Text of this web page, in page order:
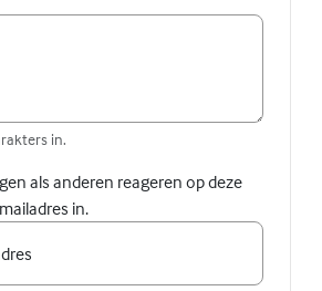
in.
als anderen reageren op deze
in.